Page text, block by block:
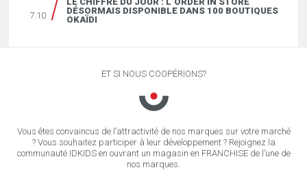
7.10
DÉSORMAIS DISPONIBLE DANS 100 BOUTIQUES
OKAÏDI
ET SI NOUS COOPÉRIONS?
Vous êtes convaincus de l’attractivité de nos marques sur votre marché
? Vous souhaitez participer à leur développement ? Rejoignez la
communauté IDKIDS en ouvrant un magasin en FRANCHISE de l’une de
nos marques.